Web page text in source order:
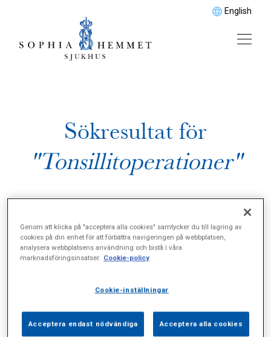
English
Sökresultat för
"Tonsillitoperationer"
Sidor (0) Press (0) Sophianytt (0)
Genom att klicka på "acceptera alla cookies" samtycker du till lagring av
cookies på din enhet för att förbättra navigeringen på webbplatsen,
analysera webbplatsens användning och bistå i våra
marknadsföringsinsatser. Cookie-policy
Cookie-inställningar
Acceptera endast nödvändiga Acceptera alla cookies